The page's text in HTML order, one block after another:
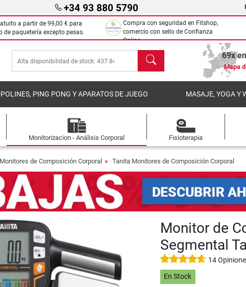
+34 93 880 5790
a partir de 99,00 € para
de paquetería excepto pesas.
Compra con seguridad en Fitshop,
comercio con sello de Confianza
Online.
Buscar 69x
Mapa
PING PONG Y APARATOS DE JUEGO MASAJE, YOGA Y
Monitorizacion - Análisis Corporal Fisioterapia
Monitores de Composición Corporal Tanita Monitores de Composición Corporal
Monitor de
Segmental
14
En Stock